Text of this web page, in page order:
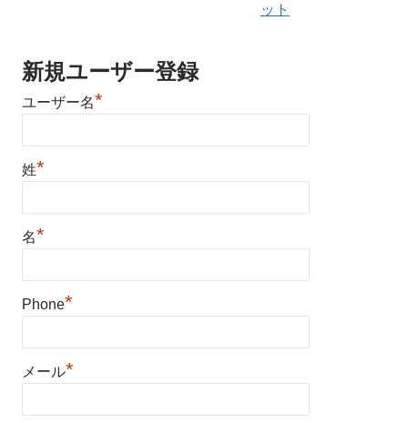
ット
新規ユーザー登録
ユーザー名*
姓*
名*
Phone*
メール*